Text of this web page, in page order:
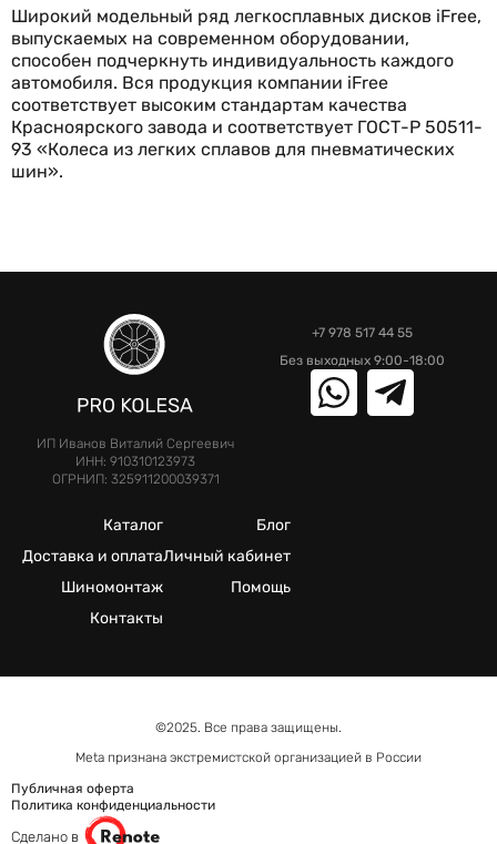
Широкий модельный ряд легкосплавных дисков iFree,
выпускаемых на современном оборудовании,
способен подчеркнуть индивидуальность каждого
автомобиля. Вся продукция компании iFree
соответствует высоким стандартам качества
Красноярского завода и соответствует ГОСТ-Р 50511-
93 «Колеса из легких сплавов для пневматических
шин».
ИП Иванов Виталий Сергеевич
ИНН: 910310123973
ОГРНИП: 325911200039371
+7 978 517 44 55
Без выходных 9:00-18:00
Каталог
Доставка и оплата
Шиномонтаж
Контакты
Блог
Личный кабинет
Помощь
©2025. Все права защищены.
Meta признана экстремистcкой организацией в России
Публичная оферта
Политика конфиденциальности
Сделано в